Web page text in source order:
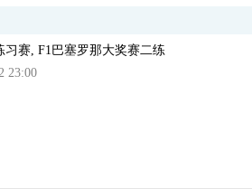
习赛, F1巴塞罗那大奖赛二练
23:00